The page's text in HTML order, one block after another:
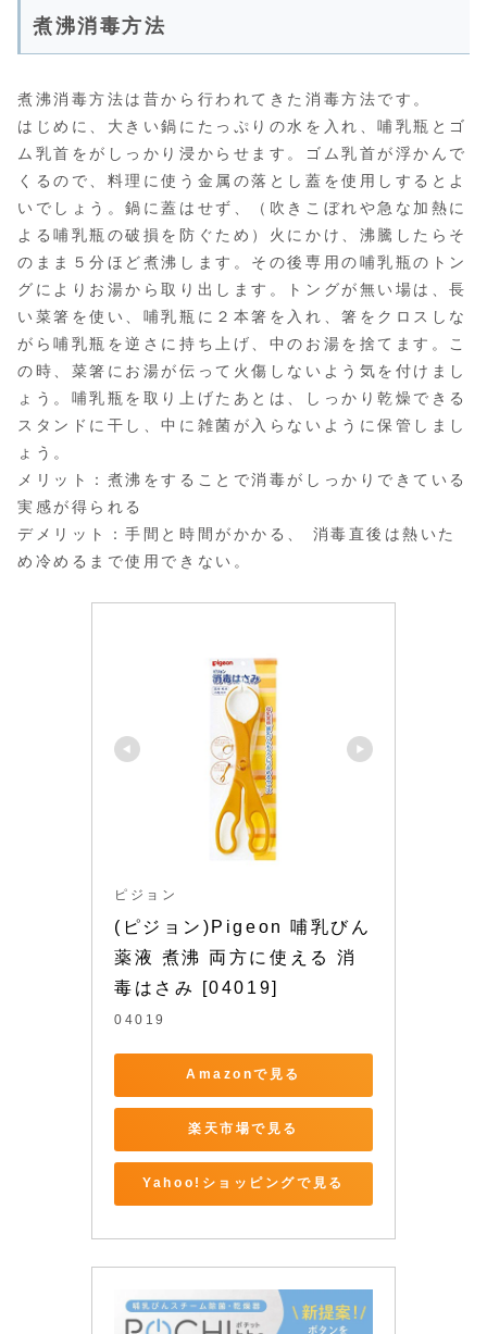
煮沸消毒方法
煮沸消毒方法は昔から行われてきた消毒方法です。
はじめに、大きい鍋にたっぷりの水を入れ、哺乳瓶とゴ
ム乳首をがしっかり浸からせます。ゴム乳首が浮かんで
くるので、料理に使う金属の落とし蓋を使用しするとよ
いでしょう。鍋に蓋はせず、（吹きこぼれや急な加熱に
よる哺乳瓶の破損を防ぐため）火にかけ、沸騰したらそ
のまま５分ほど煮沸します。その後専用の哺乳瓶のトン
グによりお湯から取り出します。トングが無い場は、長
い菜箸を使い、哺乳瓶に２本箸を入れ、箸をクロスしな
がら哺乳瓶を逆さに持ち上げ、中のお湯を捨てます。こ
の時、菜箸にお湯が伝って火傷しないよう気を付けまし
ょう。哺乳瓶を取り上げたあとは、しっかり乾燥できる
スタンドに干し、中に雑菌が入らないように保管しまし
ょう。
メリット：煮沸をすることで消毒がしっかりできている
実感が得られる
デメリット：手間と時間がかかる、 消毒直後は熱いた
め冷めるまで使用できない。
ピジョン
(ピジョン)Pigeon 哺乳びん
薬液 煮沸 両方に使える 消
毒はさみ [04019]
04019
Amazonで見る
楽天市場で見る
Yahoo!ショッピングで見る